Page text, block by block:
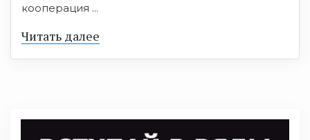
кооперация ...
Читать далее